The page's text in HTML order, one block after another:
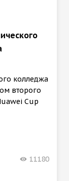
колледжа
второго
Cup
11180